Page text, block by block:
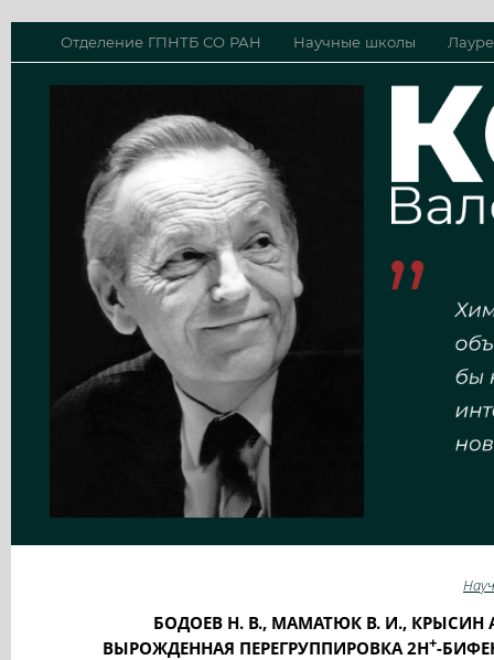
Отделение ГПНТБ СО РАН Научные школы
БОДОЕВ Н. В., МАМАТЮК В. И., КРЫСИН
ВЫРОЖДЕННАЯ ПЕРЕГРУППИРОВКА 2Н+-